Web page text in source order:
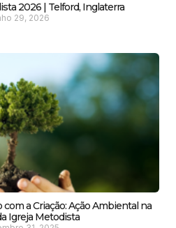
2026 | Telford, Inglaterra
29, 2026
a Criação: Ação Ambiental na
Igreja Metodista